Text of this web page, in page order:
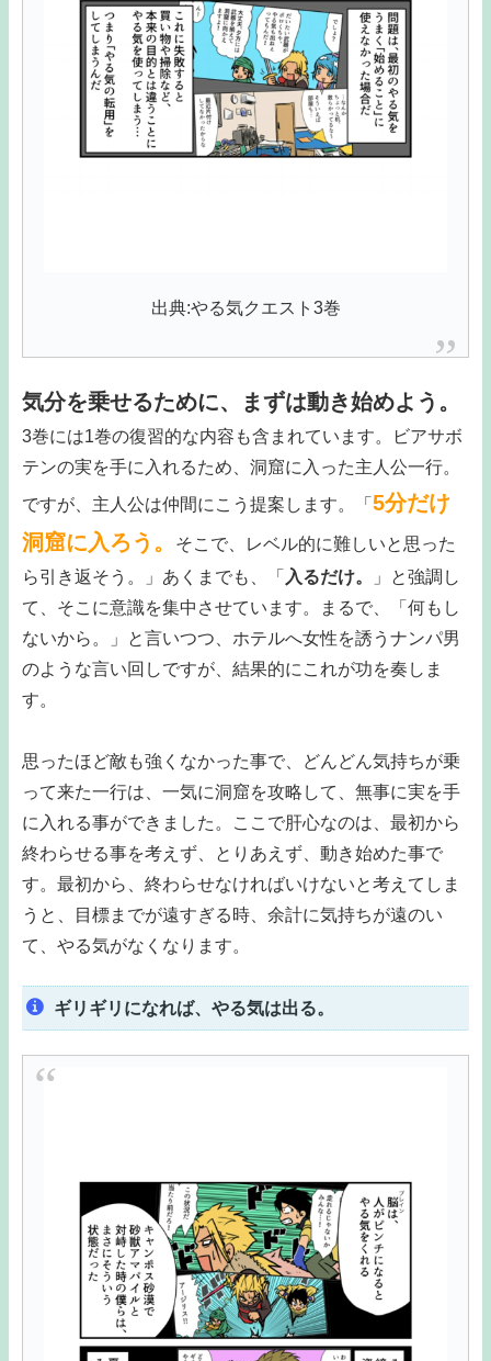
出典:やる気クエスト3巻
気分を乗せるために、まずは動き始めよう。
3巻には1巻の復習的な内容も含まれています。ビアサボ
テンの実を手に入れるため、洞窟に入った主人公一行。
ですが、主人公は仲間にこう提案します。「 5分だけ
洞窟に入ろう。
そこで、レベル的に難しいと思った
ら引き返そう。」あくまでも、「 入るだけ。
」と強調し
て、そこに意識を集中させています。まるで、「何もし
ないから。」と言いつつ、ホテルへ女性を誘うナンパ男
のような言い回しですが、結果的にこれが功を奏しま
す。
思ったほど敵も強くなかった事で、どんどん気持ちが乗
って来た一行は、一気に洞窟を攻略して、無事に実を手
に入れる事ができました。ここで肝心なのは、最初から
終わらせる事を考えず、とりあえず、動き始めた事で
す。最初から、終わらせなければいけないと考えてしま
うと、目標までが遠すぎる時、余計に気持ちが遠のい
て、やる気がなくなります。
ギリギリになれば、やる気は出る。